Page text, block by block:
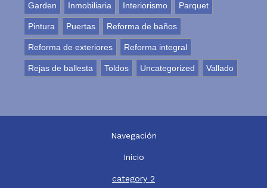
Garden Inmobiliaria Interiorismo Parquet
Pintura Puertas Reforma de baños
Reforma de exteriores Reforma integral
Rejas de ballesta Toldos Uncategorized Vallado
Navegación
Inicio
category 2